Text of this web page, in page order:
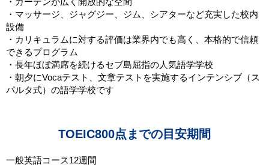
・マッサージ、ジャグジー、ジム、シアターなど充実した校内
設備
・カリキュラムに対する評価は業界内でも高く、本格的で信頼
できるプログラム
・長年ほぼ満席を続けるセブ島屈指の人気語学学校
・朝夕にVocaテスト、文章テストを実施するインテンシブ（ス
パルタ式）の語学学校です
TOEIC800点までの目安期間
一般英語コース12週間